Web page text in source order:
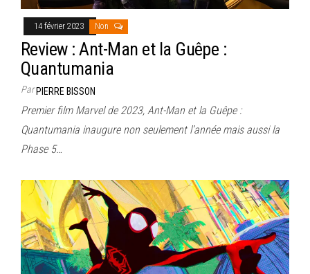
14 février 2023 Non
Review : Ant-Man et la Guêpe :
Quantumania
ParPIERRE BISSON
Premier film Marvel de 2023, Ant-Man et la Guêpe :
Quantumania inaugure non seulement l’année mais aussi la
Phase 5…